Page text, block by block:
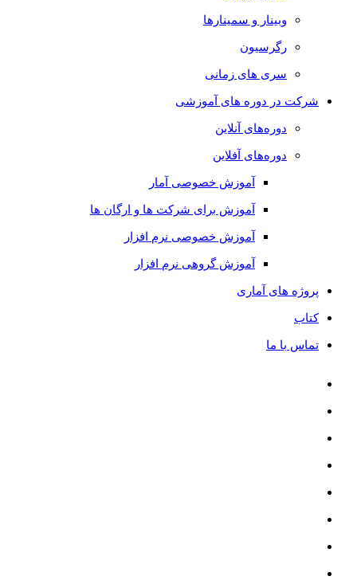
وبینار و سمینارها
رگرسیون
سری های زمانی
شرکت در دوره های آموزشی
دوره‌های آنلاین
دوره‌های آفلاین
آموزش خصوصی آمار
آموزش برای شرکت ها و ارگان ها
آموزش خصوصی نرم افزار
آموزش گروهی نرم افزار
پروژه های آماری
کتاب
تماس با ما